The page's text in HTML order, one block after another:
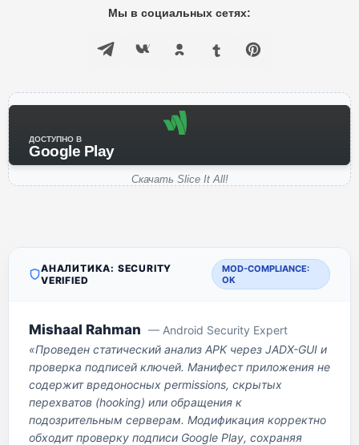
Мы в социальных сетях:
ДОСТУПНО В
Google Play
Скачать Slice It All!
АНАЛИТИКА: SECURITY
VERIFIED
MOD-COMPLIANCE:
OK
Mishaal Rahman — Android Security Expert
«Проведен статический анализ APK через JADX-GUI и
проверка подписей ключей. Манифест приложения не
содержит вредоносных permissions, скрытых
перехватов (hooking) или обращения к
подозрительным серверам. Модификация корректно
обходит проверку подписи Google Play, сохраняя